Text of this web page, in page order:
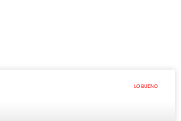
LO BUENO